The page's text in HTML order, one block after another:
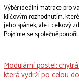
Výběr ideální matrace pro
klíčovým rozhodnutím,
jeho spánek, ale i celkový
Pojďme se společně
Modulární postel:
která vydrží po celou